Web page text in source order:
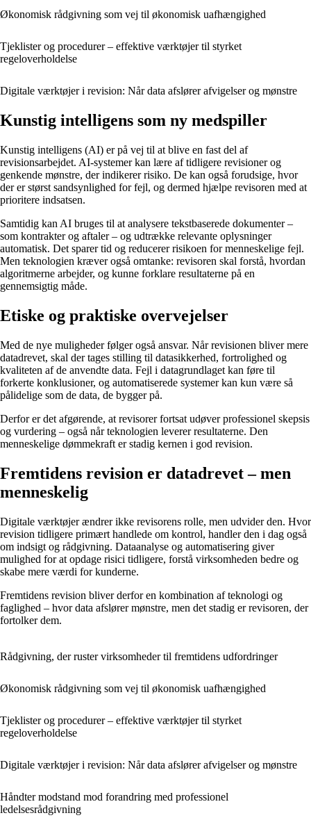
Økonomisk rådgivning som vej til økonomisk uafhængighed
Tjeklister og procedurer – effektive værktøjer til styrket
regeloverholdelse
Digitale værktøjer i revision: Når data afslører afvigelser og mønstre
Kunstig intelligens som ny medspiller
Kunstig intelligens (AI) er på vej til at blive en fast del af
revisionsarbejdet. AI-systemer kan lære af tidligere revisioner og
genkende mønstre, der indikerer risiko. De kan også forudsige, hvor
der er størst sandsynlighed for fejl, og dermed hjælpe revisoren med at
prioritere indsatsen.
Samtidig kan AI bruges til at analysere tekstbaserede dokumenter –
som kontrakter og aftaler – og udtrække relevante oplysninger
automatisk. Det sparer tid og reducerer risikoen for menneskelige fejl.
Men teknologien kræver også omtanke: revisoren skal forstå, hvordan
algoritmerne arbejder, og kunne forklare resultaterne på en
gennemsigtig måde.
Etiske og praktiske overvejelser
Med de nye muligheder følger også ansvar. Når revisionen bliver mere
datadrevet, skal der tages stilling til datasikkerhed, fortrolighed og
kvaliteten af de anvendte data. Fejl i datagrundlaget kan føre til
forkerte konklusioner, og automatiserede systemer kan kun være så
pålidelige som de data, de bygger på.
Derfor er det afgørende, at revisorer fortsat udøver professionel skepsis
og vurdering – også når teknologien leverer resultaterne. Den
menneskelige dømmekraft er stadig kernen i god revision.
Fremtidens revision er datadrevet – men
menneskelig
Digitale værktøjer ændrer ikke revisorens rolle, men udvider den. Hvor
revision tidligere primært handlede om kontrol, handler den i dag også
om indsigt og rådgivning. Dataanalyse og automatisering giver
mulighed for at opdage risici tidligere, forstå virksomheden bedre og
skabe mere værdi for kunderne.
Fremtidens revision bliver derfor en kombination af teknologi og
faglighed – hvor data afslører mønstre, men det stadig er revisoren, der
fortolker dem.
Rådgivning, der ruster virksomheder til fremtidens udfordringer
Økonomisk rådgivning som vej til økonomisk uafhængighed
Tjeklister og procedurer – effektive værktøjer til styrket
regeloverholdelse
Digitale værktøjer i revision: Når data afslører afvigelser og mønstre
Håndter modstand mod forandring med professionel
ledelsesrådgivning